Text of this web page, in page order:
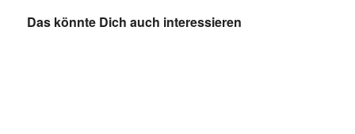
Das könnte Dich auch interessieren